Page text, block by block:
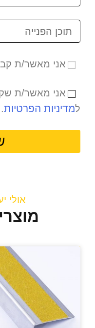
אני מאשר/ת
אני מאשר/ת
למדיניות הפרטיות.
אולי